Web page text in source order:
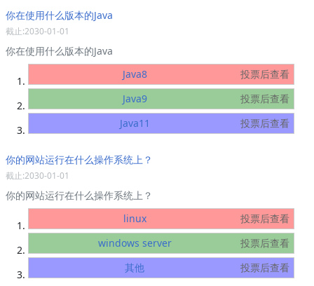
你在使用什么版本的Java
截止:2030-01-01
你在使用什么版本的Java
Java8
投票后查看
Java9
投票后查看
Java11
投票后查看
你的网站运行在什么操作系统上？
截止:2030-01-01
你的网站运行在什么操作系统上？
linux
投票后查看
windows server
投票后查看
其他
投票后查看